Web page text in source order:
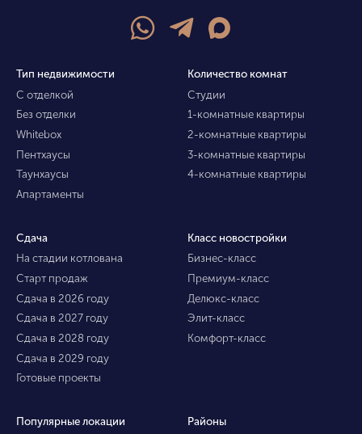
Тип недвижимости
С отделкой
Без отделки
Whitebox
Пентхаусы
Таунхаусы
Апартаменты
Количество комнат
Студии
1-комнатные квартиры
2-комнатные квартиры
3-комнатные квартиры
4-комнатные квартиры
Сдача
На стадии котлована
Старт продаж
Сдача в 2026 году
Сдача в 2027 году
Сдача в 2028 году
Сдача в 2029 году
Готовые проекты
Класс новостройки
Бизнес-класс
Премиум-класс
Делюкс-класс
Элит-класс
Комфорт-класс
Популярные локации
Районы